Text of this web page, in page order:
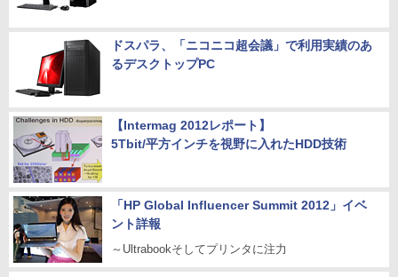
ドスパラ、「ニコニコ超会議」で利用実績のあ
るデスクトップPC
【Intermag 2012レポート】
5Tbit/平方インチを視野に入れたHDD技術
「HP Global Influencer Summit 2012」イベ
ント詳報
～Ultrabookそしてプリンタに注力